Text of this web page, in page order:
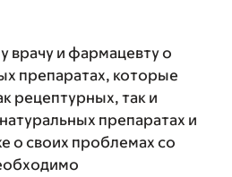
врачу и фармацевту о
препаратах, которые
рецептурных, так и
препаратах и
о своих проблемах со